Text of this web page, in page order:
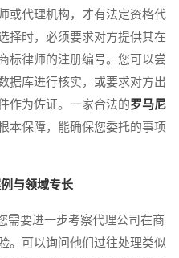
或代理机构，才有法定资格代
择时，必须要求对方提供其在
标律师的注册编号。您可以尝
据库进行核实，或要求对方出
作为佐证。一家合法的罗马尼
本保障，能确保您委托的事项
与领域专长
要进一步考察代理公司在商
。可以询问他们过往处理类似